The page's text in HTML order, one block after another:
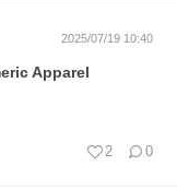
2025/07/19 10:40
Apparel
2 0